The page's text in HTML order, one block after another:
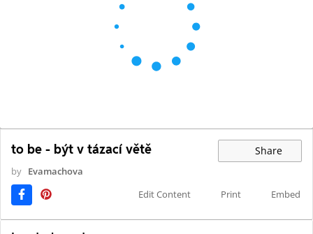
to be - být v tázací větě Share
by Evamachova
Edit Content
Print Embed